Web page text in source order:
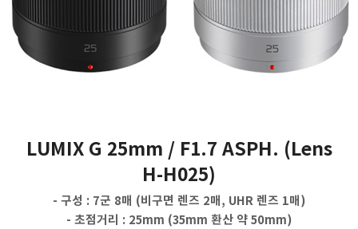
LUMIX G 25mm / F1.7 ASPH. (Lens
H-H025)
- 구성 : 7군 8매 (비구면 렌즈 2매, UHR 렌즈 1매)
- 초점거리 : 25mm (35mm 환산 약 50mm)